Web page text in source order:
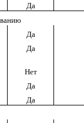
Да
Да
Да
Нет
Да
Да